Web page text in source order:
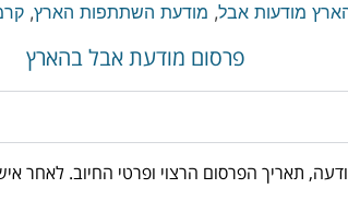
מודעות אבל, מודעת השתתפות הארץ,
פרסום מודעת אבל בהארץ
מוסרים את נוסח המודעה, תאריך הפרסום הרצוי